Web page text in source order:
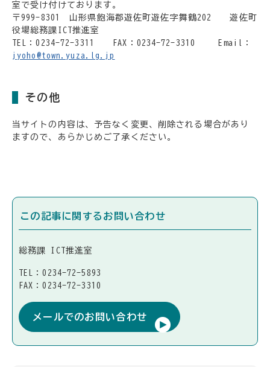
室で受け付けております。
〒999-8301 山形県飽海郡遊佐町遊佐字舞鶴202 遊佐町
役場総務課ICT推進室
TEL：0234-72-3311 FAX：0234-72-3310 Email：
jyoho@town.yuza.lg.jp
その他
当サイトの内容は、予告なく変更、削除される場合があり
ますので、あらかじめご了承ください。
この記事に関するお問い合わせ
総務課 ICT推進室
TEL：0234-72-5893
FAX：0234-72-3310
メールでのお問い合わせ